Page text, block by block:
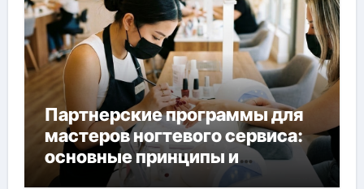
Партнерские программы для
мастеров ногтевого сервиса:
основные принципы и
форматы участия